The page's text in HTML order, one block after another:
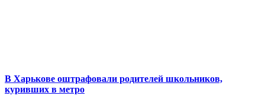
В Харькове оштрафовали родителей школьников,
куривших в метро